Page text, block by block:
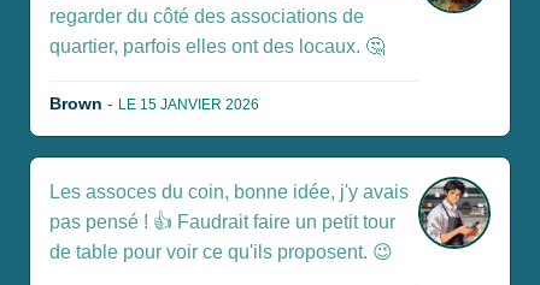
regarder du côté des associations de
quartier, parfois elles ont des locaux. 🤔
Brown - LE 15 JANVIER 2026
Les assoces du coin, bonne idée, j'y avais
pas pensé ! 👍 Faudrait faire un petit tour
de table pour voir ce qu'ils proposent. 😉